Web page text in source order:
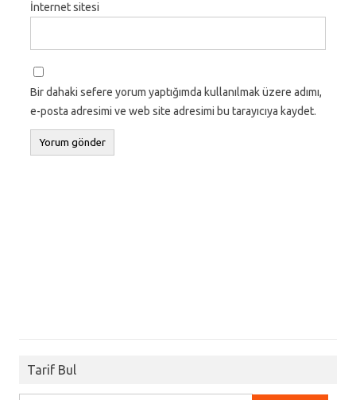
İnternet sitesi
Bir dahaki sefere yorum yaptığımda kullanılmak üzere adımı,
e-posta adresimi ve web site adresimi bu tarayıcıya kaydet.
Tarif Bul